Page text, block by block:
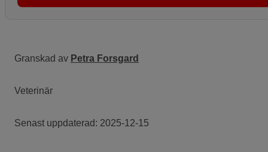
Granskad av Petra Forsgard
Veterinär
Senast uppdaterad: 2025-12-15